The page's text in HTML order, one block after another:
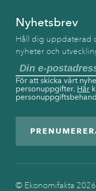
Nyhetsbrev
Håll dig uppdaterad
nyheter och
För att skicka vårt
personuppgifter. Här
© Ekonomifakta 2026